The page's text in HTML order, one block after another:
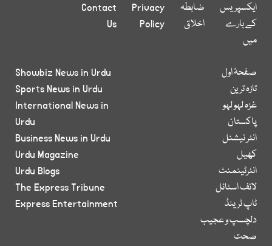
ایکسپریس
کے بارے
میں
ضابطہ
اخلاق
Privacy
Policy
Contact
Us
صفحۂ اول
تازہ ترین
غزہ لہو لہو
پاکستان
انٹر نیشنل
کھیل
انٹرٹینمنٹ
لائف اسٹائل
ٹاپ ٹرینڈ
دلچسپ و عجیب
صحت
Showbiz News in Urdu
Sports News in Urdu
International News in
Urdu
Business News in Urdu
Urdu Magazine
Urdu Blogs
The Express Tribune
Express Entertainment